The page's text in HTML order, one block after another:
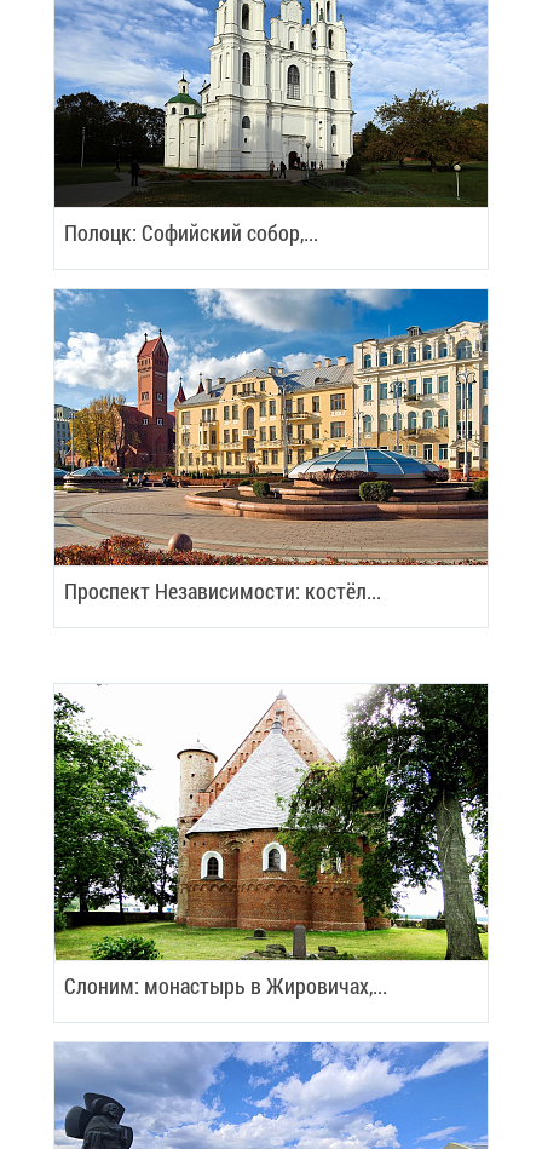
По­лоцк: Со­фий­ский со­бор,...
Про­спект Неза­ви­си­мо­сти: ко­стёл...
Сло­ним: мо­на­стырь в Жи­ро­ви­чах,...